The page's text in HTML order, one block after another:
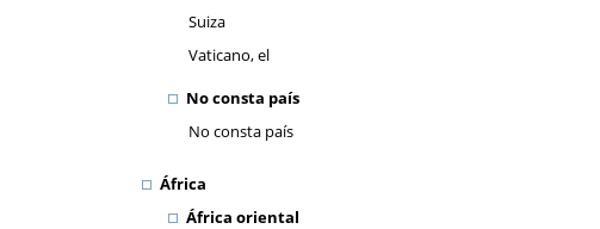
Suiza
Vaticano, el
No consta país
No consta país
África
África oriental